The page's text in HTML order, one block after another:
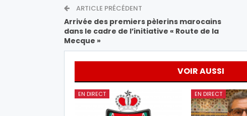
ARTICLE PRÉCÉDENT
Arrivée des premiers pèlerins marocains
dans le cadre de l’initiative « Route de la
Mecque »
VOIR AUSSI
EN DIRECT EN DIRECT